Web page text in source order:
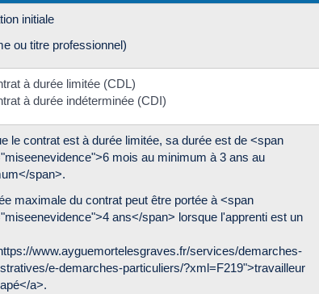
initiale
ou titre professionnel)
à durée limitée (CDL)
à durée indéterminée (CDI)
le contrat est à durée limitée, sa durée est de <span
mois au minimum à 3 ans au
span>.
maximale du contrat peut être portée à <span
ans</span> lorsque l'apprenti est un
www.ayguemortelesgraves.fr/services/demarches-
e-demarches-particuliers/?xml=F219">travailleur
a>.